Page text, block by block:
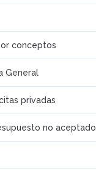
conceptos
General
privadas
no aceptado